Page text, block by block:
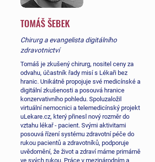
TOMÁŠ ŠEBEK
Chirurg a evangelista digitálního
zdravotnictví
Tomáš je zkušený chirurg, nositel ceny za
odvahu, účastník řady misí s Lékaři bez
hranic. Unikátně propojuje své medicínské a
digitální zkušenosti a posouvá hranice
konzervativního pohledu. Spoluzaložil
virtuální nemocnici a telemedicínský projekt
uLekare.cz, který přinesl nový rozměr do
vztahu lékař - pacient. Svými aktivitami
posouvá řízení systému zdravotní péče do
rukou pacientů a zdravotníků, podporuje
uvědomění, že život a zdraví máme primárně
ve svých rukou. Práce v mezinárodním a